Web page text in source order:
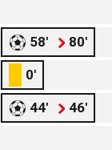
58' 80'
0'
44' 46'